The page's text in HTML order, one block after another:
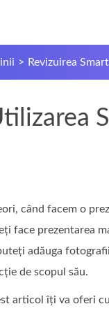
> Revizuirea
când facem o
face prezentarea
adăuga
de scopul său.
articol îți va oferi